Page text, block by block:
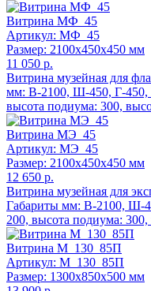
Витрина МФ_45
Артикул: МФ_45
Размер: 2100x450x450 мм
11 050 р.
Витрина музейная для
мм: В-2100, Ш-450, Г-450,
высота подиума: 300,
Витрина МЭ_45
Артикул: МЭ_45
Размер: 2100x450x450 мм
12 650 р.
Витрина музейная для
Габариты мм: В-2100, Ш-
200, высота подиума:
Витрина М_130_85П
Артикул: М_130_85П
Размер: 1300x850x500 мм